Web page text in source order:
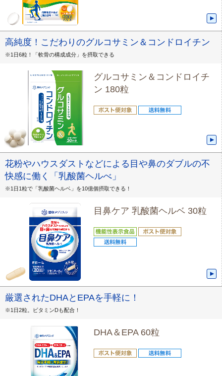
高純度！こだわりのグルコサミン＆コンドロイチン
※1日6粒！「軟骨の構成成分」を摂取できる
グルコサミン＆コンドロイチ
ン 180粒
花粉やハウスダストなどによる目や鼻のダブルの不
快感に働く「乳酸菌ヘルべ」
※1日1粒で「乳酸菌ヘルベ」を10億個摂取できる！
目鼻ケア 乳酸菌ヘルベ 30粒
厳選されたDHAとEPAを手軽に！
※1日2粒。ビタミンDも配合！
DHA＆EPA 60粒